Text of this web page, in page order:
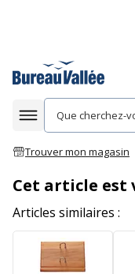
Afficher la
Trouver mon magasin
Cet article est
Articles similaires :